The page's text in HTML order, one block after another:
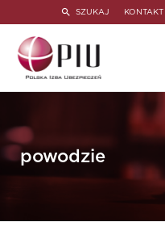
SZUKAJ KONTAKT
powodzie